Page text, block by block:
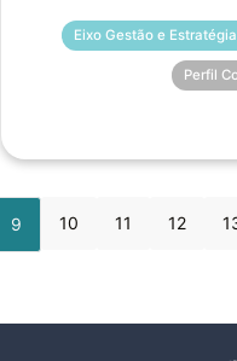
Eixo Gestão e
Perfil
9 10 11 12